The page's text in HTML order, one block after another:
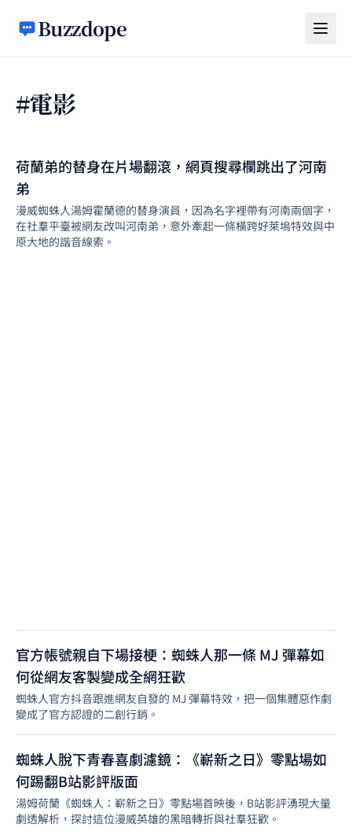
Buzzdope
#電影
荷蘭弟的替身在片場翻滾，網頁搜尋欄跳出了河南
弟
漫威蜘蛛人湯姆霍蘭德的替身演員，因為名字裡帶有河南兩個字，
在社羣平臺被網友改叫河南弟，意外牽起一條橫跨好萊塢特效與中
原大地的諧音線索。
官方帳號親自下場接梗：蜘蛛人那一條 MJ 彈幕如
何從網友客製變成全網狂歡
蜘蛛人官方抖音跟進網友自發的 MJ 彈幕特效，把一個集體惡作劇
變成了官方認證的二創行銷。
蜘蛛人脫下青春喜劇濾鏡：《嶄新之日》零點場如
何踢翻B站影評版面
湯姆荷蘭《蜘蛛人：嶄新之日》零點場首映後，B站影評湧現大量
劇透解析，探討這位漫威英雄的黑暗轉折與社羣狂歡。